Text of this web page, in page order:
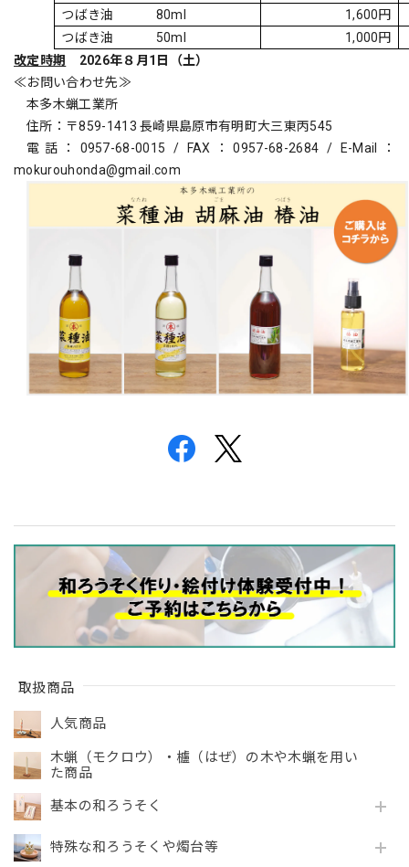
取扱商品
人気商品
木蝋（モクロウ）・櫨（はぜ）の木や木蝋を用い
た商品
基本の和ろうそく
特殊な和ろうそくや燭台等
つばき油
80ml 1,600円
つばき油
50ml 1,000円
改定時期
2026年８月 1 日（土）
≪お問い合わせ先≫
本多木蝋工業所
住所：〒859-1413長崎県島原市有明町大三東丙545
電話： 0957-68-0015 / FAX ：0957-68-2684 / E-Mail
：
mokurouhonda@gmail.com